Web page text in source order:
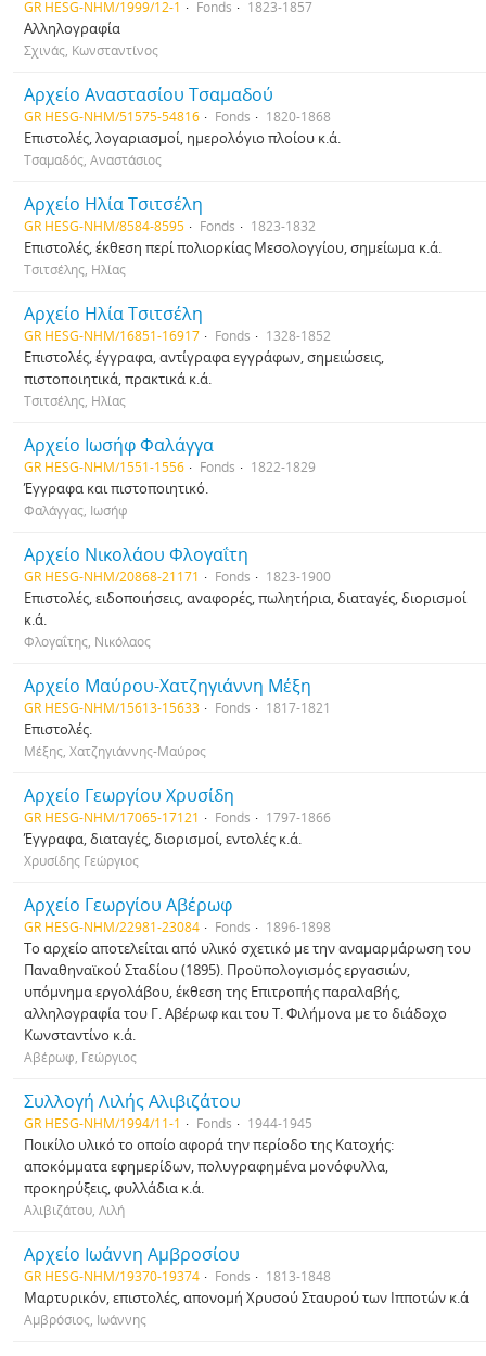
GR HESG-NHM/1999/12-1 Fonds 1823-1857
Αλληλογραφία
Σχινάς, Κωνσταντίνος
Αρχείο Αναστασίου Τσαμαδού
GR HESG-NHM/51575-54816 Fonds 1820-1868
Επιστολές, λογαριασμοί, ημερολόγιο πλοίου κ.ά.
Τσαμαδός, Αναστάσιος
Αρχείο Ηλία Τσιτσέλη
GR HESG-NHM/8584-8595 Fonds 1823-1832
Επιστολές, έκθεση περί πολιορκίας Μεσολογγίου, σημείωμα κ.ά.
Τσιτσέλης, Ηλίας
Αρχείο Ηλία Τσιτσέλη
GR HESG-NHM/16851-16917 Fonds 1328-1852
Επιστολές, έγγραφα, αντίγραφα εγγράφων, σημειώσεις,
πιστοποιητικά, πρακτικά κ.ά.
Τσιτσέλης, Ηλίας
Αρχείο Ιωσήφ Φαλάγγα
GR HESG-NHM/1551-1556 Fonds 1822-1829
Έγγραφα και πιστοποιητικό.
Φαλάγγας, Ιωσήφ
Αρχείο Νικολάου Φλογαΐτη
GR HESG-NHM/20868-21171 Fonds 1823-1900
Επιστολές, ειδοποιήσεις, αναφορές, πωλητήρια, διαταγές, διορισμοί
κ.ά.
Φλογαΐτης, Νικόλαος
Αρχείο Μαύρου-Χατζηγιάννη Μέξη
GR HESG-NHM/15613-15633 Fonds 1817-1821
Επιστολές.
Μέξης, Χατζηγιάννης-Μαύρος
Αρχείο Γεωργίου Χρυσίδη
GR HESG-NHM/17065-17121 Fonds 1797-1866
Έγγραφα, διαταγές, διορισμοί, εντολές κ.ά.
Χρυσίδης Γεώργιος
Αρχείο Γεωργίου Αβέρωφ
GR HESG-NHM/22981-23084 Fonds 1896-1898
Το αρχείο αποτελείται από υλικό σχετικό με την αναμαρμάρωση του
Παναθηναϊκού Σταδίου (1895). Προϋπολογισμός εργασιών,
υπόμνημα εργολάβου, έκθεση της Επιτροπής παραλαβής,
αλληλογραφία του Γ. Αβέρωφ και του Τ. Φιλήμονα με το διάδοχο
Κωνσταντίνο κ.ά.
Αβέρωφ, Γεώργιος
Συλλογή Λιλής Αλιβιζάτου
GR HESG-NHM/1994/11-1 Fonds 1944-1945
Ποικίλο υλικό το οποίο αφορά την περίοδο της Κατοχής:
αποκόμματα εφημερίδων, πολυγραφημένα μονόφυλλα,
προκηρύξεις, φυλλάδια κ.ά.
Αλιβιζάτου, Λιλή
Αρχείο Ιωάννη Αμβροσίου
GR HESG-NHM/19370-19374 Fonds 1813-1848
Μαρτυρικόν, επιστολές, απονομή Χρυσού Σταυρού των Ιπποτών κ.ά
Αμβρόσιος, Ιωάννης